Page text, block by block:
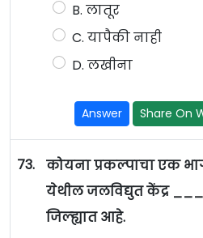
B. लातूर
C. यापैकी नाही
D. लखीना
Answer Share On
73.
कोयना प्रकल्पाचा एक
येथील जलविद्युत केंद्र
जिल्ह्यात आहे.